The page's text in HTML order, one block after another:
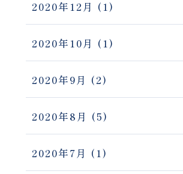
2020年12月 (1)
2020年10月 (1)
2020年9月 (2)
2020年8月 (5)
2020年7月 (1)